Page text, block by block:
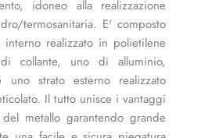
idoneo alla realizzazione
termosanitaria. E' composto
realizzato in polietilene
collante, uno di alluminio,
strato esterno realizzato
Il tutto unisce i vantaggi
metallo garantendo grande